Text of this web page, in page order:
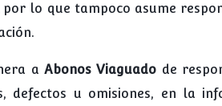
por lo que tampoco asume
aAbonos Viaguado de
defectos u omisiones, en la